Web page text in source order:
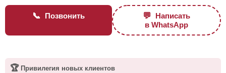
📞 Позвонить 💬 Написать
в WhatsApp
🏆Привилегия новых клиентов